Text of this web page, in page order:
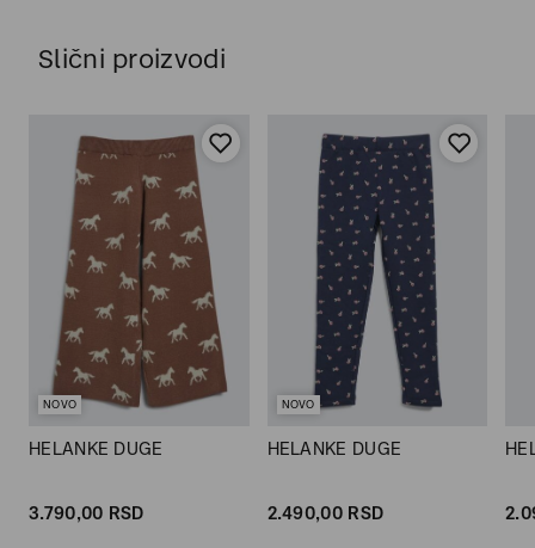
Slični proizvodi
NOVO
HELANKE DUGE
3.790,00 RSD
NOVO
HELANKE DUGE
2.490,00 RSD